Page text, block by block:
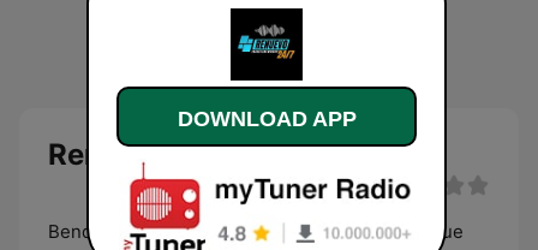
Renuevo 24/7 live
Bendiciéndote con la buena musica cristiana que
DOWNLOAD APP